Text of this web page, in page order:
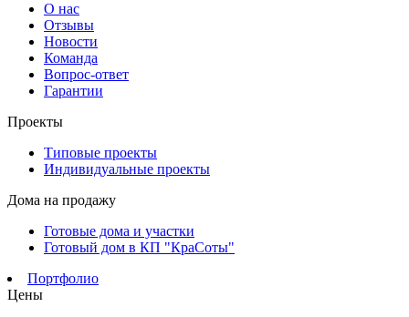
О нас
Отзывы
Новости
Команда
Вопрос-ответ
Гарантии
Проекты
Типовые проекты
Индивидуальные проекты
Дома на продажу
Готовые дома и участки
Готовый дом в КП "КраСоты"
Портфолио
Цены